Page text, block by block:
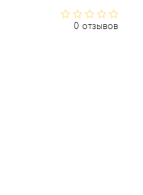
0 отзывов